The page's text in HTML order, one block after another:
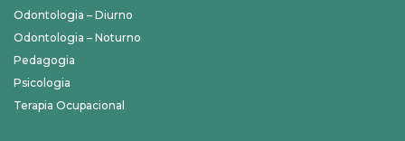
Odontologia – Diurno
Odontologia – Noturno
Pedagogia
Psicologia
Terapia Ocupacional